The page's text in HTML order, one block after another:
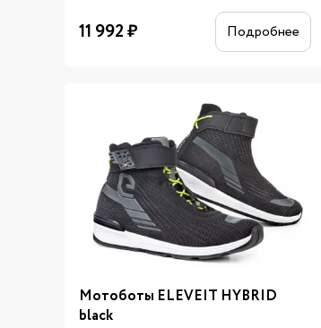
11 992₽ Подробнее
Мотоботы ELEVEIT HYBRID
black